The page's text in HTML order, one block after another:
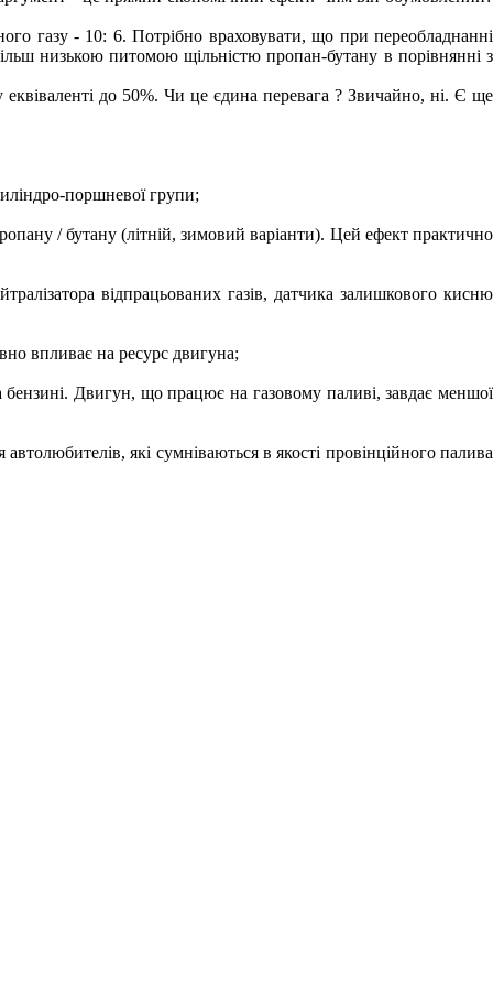
газу - 10: 6. Потрібно враховувати, що при переобладнанні
низькою питомою щільністю пропан-бутану в порівнянні з
до 50%. Чи це єдина перевага ? Звичайно, ні. Є ще
поршневої групи;
/ бутану (літній, зимовий варіанти). Цей ефект практично
відпрацьованих газів, датчика залишкового кисню
впливає на ресурс двигуна;
Двигун, що працює на газовому паливі, завдає меншої
які сумніваються в якості провінційного палива